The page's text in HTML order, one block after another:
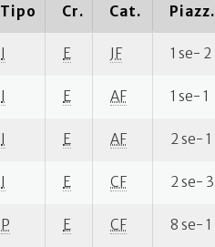
Tipo Cr. Cat. Piazz.
I E JF 1 se- 2
I E AF 1 se- 1
I E AF 2 se- 1
I E CF 2 se- 3
P E CF 8 se- 1